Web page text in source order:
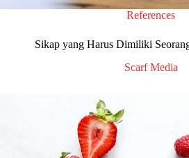
References
Sikap yang Harus Dimiliki
Scarf Media